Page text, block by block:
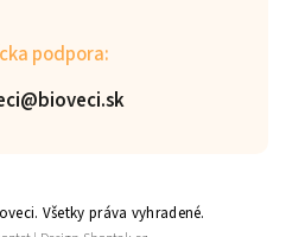
podpora:
. Všetky práva vyhradené.